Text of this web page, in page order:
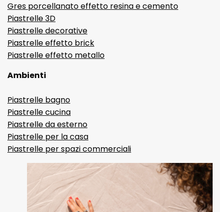
Gres porcellanato effetto resina e cemento
Piastrelle 3D
Piastrelle decorative
Piastrelle effetto brick
Piastrelle effetto metallo
Ambienti
Piastrelle bagno
Piastrelle cucina
Piastrelle da esterno
Piastrelle per la casa
Piastrelle per spazi commerciali